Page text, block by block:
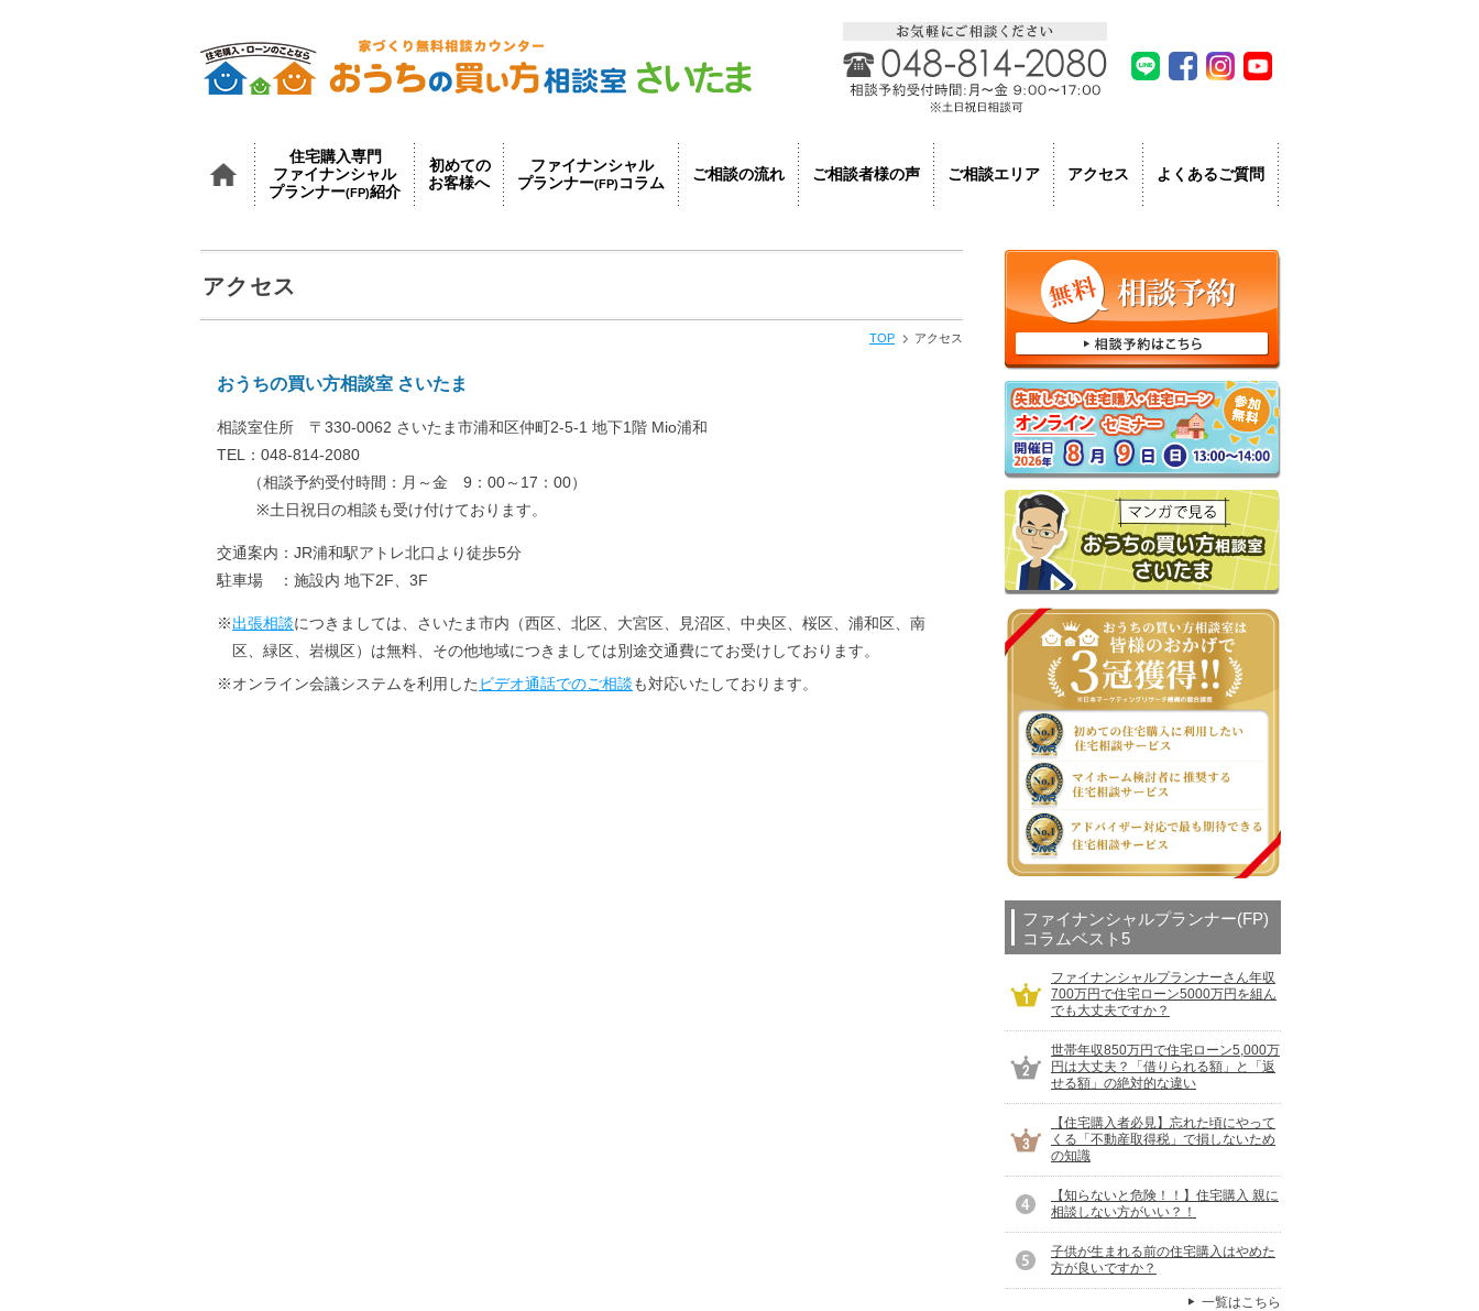
住宅購入専門
ファイナンシャル
プランナー(FP)紹介
初めての
お客様へ
ファイナンシャル
プランナー(FP) コラム
ご相談の流れ ご相談者様の声 ご相談エリア アクセス よくあるご質問
アクセス
TOP アクセス
おうちの買い方相談室 さいたま
相談室住所 〒330-0062 さいたま市浦和区仲町2-5-1 地下1階 Mio浦和
TEL： 048-814-2080
（相談予約受付時間：月～金 9：00～17：00）
※土日祝日の相談も受け付けております。
交通案内：JR浦和駅アトレ北口より徒歩5分
駐車場 ：施設内 地下2F、3F
※出張相談につきましては、さいたま市内（西区、北区、大宮区、見沼区、中央区、桜区、浦和区、南
区、緑区、岩槻区）は無料、その他地域につきましては別途交通費にてお受けしております。
※オンライン会議システムを利用した ビデオ通話でのご相談も対応いたしております。
ファイナンシャルプランナー(FP)
コラムベスト5
ファイナンシャルプランナーさん年収
700万円で住宅ローン5000万円を組ん
でも大丈夫ですか？
世帯年収850万円で住宅ローン5,000万
円は大丈夫？「借りられる額」と「返
せる額」の絶対的な違い
【住宅購入者必見】忘れた頃にやって
くる「不動産取得税」で損しないため
の知識
【知らないと危険！！】住宅購入 親に
相談しない方がいい？！
子供が生まれる前の住宅購入はやめた
方が良いですか？
一覧はこちら